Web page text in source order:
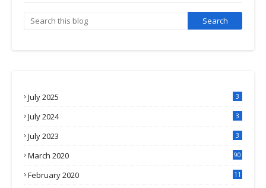
July 2025 3
July 2024 3
July 2023 3
March 2020 90
February 2020
11